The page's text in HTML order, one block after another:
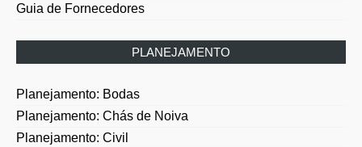
Guia de Fornecedores
PLANEJAMENTO
Planejamento: Bodas
Planejamento: Chás de Noiva
Planejamento: Civil